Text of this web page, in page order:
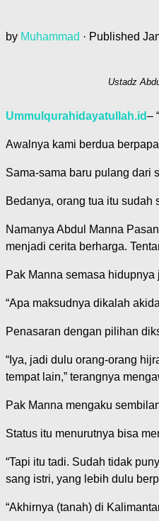
by Muhammad · Published
Ustadz
Ummulqurahidayatullah.id–
Awalnya kami berdua
Sama-sama baru pulang dari
Bedanya, orang tua itu
Namanya Abdul Manna
menjadi cerita berharga.
Pak Manna semasa
“Apa maksudnya dikalah
Penasaran dengan pilihan
“Iya, jadi dulu orang-orang
tempat lain,” terangnya
Pak Manna mengaku
Status itu menurutnya bisa
“Tapi itu tadi. Sudah tidak
sang istri, yang lebih dulu
“Akhirnya (tanah) di